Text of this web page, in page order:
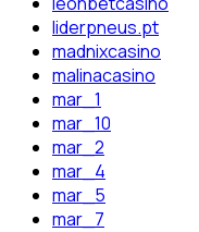
liderpneus.pt
madnixcasino
malinacasino
mar_1
mar_10
mar_2
mar_4
mar_5
mar_7